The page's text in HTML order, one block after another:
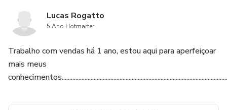
Lucas Rogatto
5 Ano Hotmarter
Trabalho com vendas há 1 ano, estou aqui para aperfeiçoar
mais meus